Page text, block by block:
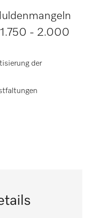
- 2.000
der